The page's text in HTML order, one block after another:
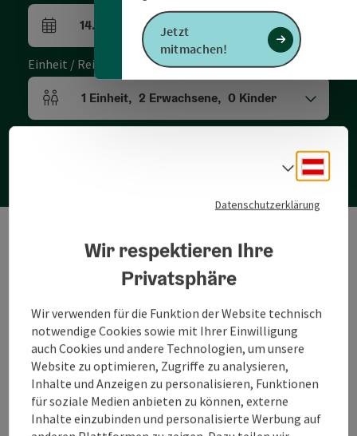
Jetzt
mitmachen!
An- und Abreisefelder
14.08.2026- 16.08.2026 Nächte
Einheit / Reiseteilnehmer
Einheitenanzahl und Personenfelder
1 Einheit, 2 Erwachsene, 0 Kinder
Wir haben für die Suchanfrage leider kein
passendes buchbares Ergebnis gefunden. Bitte
verändern Sie die Filterfunktionen!
Anfrage senden
Datenschutzerklärung
Wir respektieren Ihre
Privatsphäre
Wir verwenden für die Funktion der Website technisch
notwendige Cookies sowie mit Ihrer Einwilligung
auch Cookies und andere Technologien, um unsere
Website zu optimieren, Zugriffe zu analysieren,
Inhalte und Anzeigen zu personalisieren, Funktionen
für soziale Medien anbieten zu können, externe
Inhalte einzubinden und personalisierte Werbung auf